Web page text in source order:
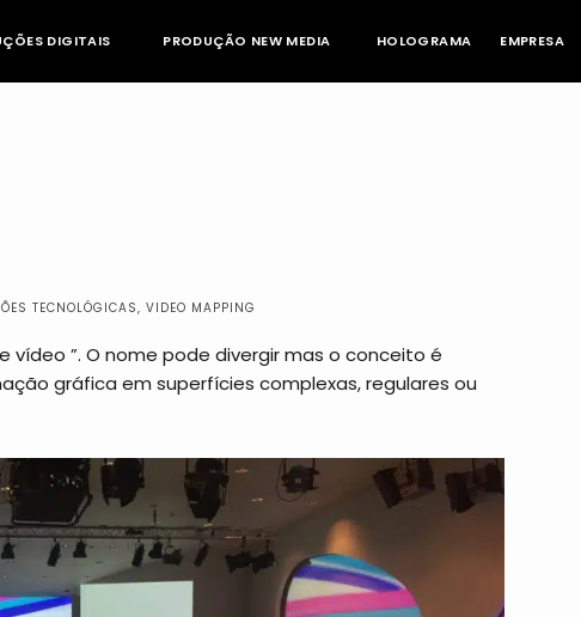
DIGITAIS PRODUÇÃO NEW MEDIA HOLOGRAMA EMPRESA
TECNOLÓGICAS, VIDEO MAPPING
vídeo ”. O nome pode divergir mas o conceito é
gráfica em superfícies complexas, regulares ou